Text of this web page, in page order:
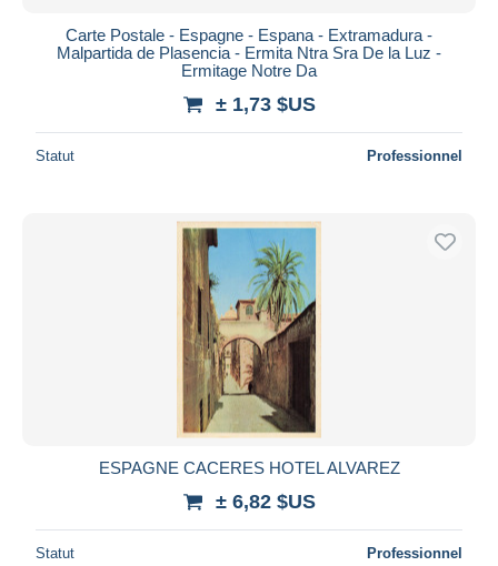
Carte Postale - Espagne - Espana - Extramadura -
Malpartida de Plasencia - Ermita Ntra Sra De la Luz -
Ermitage Notre Da
± 1,73 $US
Statut Professionnel
ESPAGNE CACERES HOTEL ALVAREZ
± 6,82 $US
Statut Professionnel